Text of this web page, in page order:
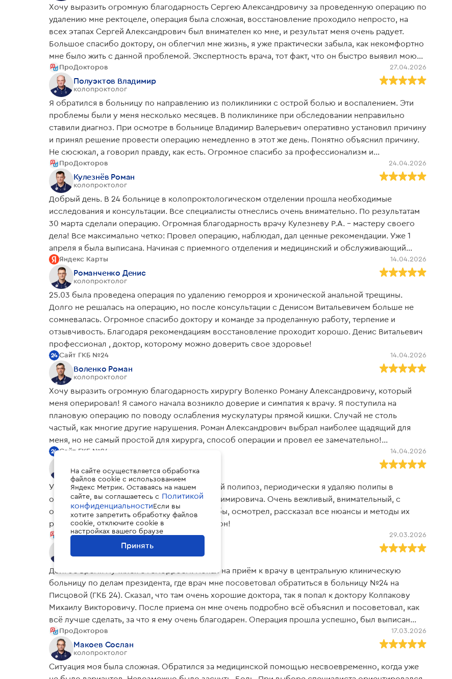
На сайте осуществляется обработка
файлов cookie с использованием
Яндекс Метрик. Оставаясь на нашем
сайте, вы соглашаетесь с Политикой
конфиденциальностиЕсли вы
хотите запретить обработку файлов
cookie, отключите cookie в
настройках вашего браузе
Принять
Хочу выразить огромную благодарность Сергею Александровичу за проведенную операцию по
удалению мне ректоцеле, операция была сложная, восстановление проходило непросто, на
всех этапах Сергей Александрович был внимателен ко мне, и результат меня очень радует.
Большое спасибо доктору, он облегчил мне жизнь, я уже практически забыла, как некомфортно
мне было жить с данной проблемой. Экспертность врача, тот факт, что он быстро выявил мою
проблему и предложил операцию, без откладывания в долгий ящик, за его профессионализм во
время проведения сшиваний, доктор трудился часа полтора, к его чуткости после - у меня были
небольшие осложнения, которые были купированы, и в итоге сейчас всё выглядит так, будто и
не было никакой операции. Ну и самое главное, естественный процесс наладился:) Мне лично
нравится, что Сергей Александрович высказывался исключительно по делу, не лил лишней
воды и не вел отвлеченных разговоров
ПроДокторов 27.04.2026
Полуэктов Владимир
колопроктолог
Я обратился в больницу по направлению из поликлиники с острой болью и воспалением. Эти
проблемы были у меня несколько месяцев. В поликлинике при обследовании неправильно
ставили диагноз. При осмотре в больнице Владимир Валерьевич оперативно установил причину
и принял решение провести операцию немедленно в этот же день. Понятно объяснил причину.
Не сюсюкал, а говорил правду, как есть. Огромное спасибо за профессионализм и
человеческое отношение. Я уже делал операцию в этой больнице в 2016 году. Могу сказать, что
качество лечения и отношения к пациентам осталось на высокой планке. Спасибо огромное
всем врачам и работникам 7 отделения колопроктологии. Понравилось хорошее и
внимательное отношение к пациентам больницы
ПроДокторов 24.04.2026
Кулезнёв Роман
колопроктолог
Добрый день. В 24 больнице в колопроктологическом отделении прошла необходимые
исследования и консультации. Все специалисты отнеслись очень внимательно. По результатам
30 марта сделали операцию. Огромная благодарность врачу Кулезневу Р.А. - мастеру своего
дела! Все максимально четко: Провел операцию, наблюдал, дал ценные рекомендации. Уже 1
апреля я была выписана. Начиная с приемного отделения и медицинский и обслуживающий
персонал работают слаженной командой. Приятным бонусом стала очень вкусная и полезная
еда в столовой. Друзья рекомендую больницу!!! Будете здоровы!!!
Яндекс Карты 14.04.2026
Романченко Денис
колопроктолог
25.03 была проведена операция по удалению геморроя и хронической анальной трещины.
Долго не решалась на операцию, но после консультации с Денисом Витальевичем больше не
сомневалась. Огромное спасибо доктору и команде за проделанную работу, терпение и
отзывчивость. Благодаря рекомендациям восстановление проходит хорошо. Денис Витальевич
профессионал , доктор, которому можно доверить свое здоровье!
Сайт ГКБ №24 14.04.2026
Воленко Роман
колопроктолог
Хочу выразить огромную благодарность хирургу Воленко Роману Александровичу, который
меня оперировал! Я самого начала возникло доверие и симпатия к врачу. Я поступила на
плановую операцию по поводу ослабления мускулатуры прямой кишки. Случай не столь
частый, как многие другие нарушения. Роман Александрович выбрал наиболее щадящий для
меня, но не самый простой для хирурга, способ операции и провел ее замечательно!
Сопровождал в послеоперационный период, дал необходимые рекомендации по реабилитации.
Не могу не отметить его профессионализм, чуткость, внимание к пациенту! Сейчас я
восстанавливаюсь, спустя пару недель уже много двигаюсь, и, самое главное, вернулась
уверенность в себе и своих силах. Роман Александрович вернул меня к полноценной жизни!
Желаю ему и его семье здоровья, счастья и благополучия!
Сайт ГКБ №24 14.04.2026
Корнев Леонид
колопроктолог
У меня с 2008 года семейный аденоматозный полипоз, периодически я удаляю полипы в
отделении под руководством Леонида Владимировича. Очень вежливый, внимательный, с
огромным опытом работы. Выслушал жалобы, осмотрел, рассказал все нюансы и методы их
решения! Огромное спасибо и низкий поклон!
ПроДокторов 29.03.2026
Колпаков Михаил
колопроктолог
Долгое время мучился с геморроем​. Попал на приём к врачу в центральную клиническую
больницу по делам президента, где врач мне посоветовал обратиться в больницу №24 на
Писцовой (ГКБ 24). Сказал, что там очень хорошие доктора, так я попал к доктору Колпакову
Михаилу Викторовичу. После приема он мне очень подробно всё объяснил и посоветовал, как
всё лучше сделать, за что я ему очень благодарен. Операция прошла успешно, был выписан
через 3 дня с положительными результатами.
ПроДокторов 17.03.2026
Макоев Сослан
колопроктолог
Ситуация моя была сложная. Обратился за медицинской помощью несвоевременно, когда уже